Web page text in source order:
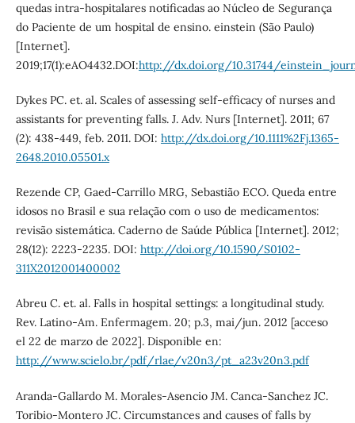
quedas intra-hospitalares notificadas ao Núcleo de Segurança
do Paciente de um hospital de ensino. einstein (São Paulo)
[Internet].
2019;17(1):eAO4432.DOI:http://dx.doi.org/10.31744/
Dykes PC. et. al. Scales of assessing self-efficacy of nurses and
assistants for preventing falls. J. Adv. Nurs [Internet]. 2011; 67
(2): 438-449, feb. 2011. DOI: http://dx.doi.org/10.1111%2Fj.1365-
2648.2010.05501.x
Rezende CP, Gaed-Carrillo MRG, Sebastião ECO. Queda entre
idosos no Brasil e sua relação com o uso de medicamentos:
revisão sistemática. Caderno de Saúde Pública [Internet]. 2012;
28(12): 2223-2235. DOI: http://doi.org/10.1590/S0102-
311X2012001400002
Abreu C. et. al. Falls in hospital settings: a longitudinal study.
Rev. Latino-Am. Enfermagem. 20; p.3, mai/jun. 2012 [acceso
el 22 de marzo de 2022]. Disponible en:
http://www.scielo.br/pdf/rlae/v20n3/pt_a23v20n3.pdf
Aranda-Gallardo M. Morales-Asencio JM. Canca-Sanchez JC.
Toribio-Montero JC. Circumstances and causes of falls by